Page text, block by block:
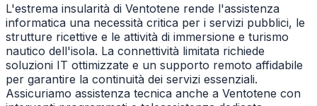
L'estrema insularità di Ventotene rende l'assistenza
informatica una necessità critica per i servizi pubblici, le
strutture ricettive e le attività di immersione e turismo
nautico dell'isola. La connettività limitata richiede
soluzioni IT ottimizzate e un supporto remoto affidabile
per garantire la continuità dei servizi essenziali.
Assicuriamo assistenza tecnica anche a Ventotene con